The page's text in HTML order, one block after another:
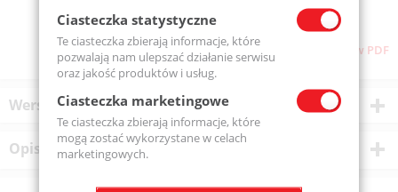
Pobierz stronę w PDF
Wersje produktu
Opis produktu
Ciasteczka statystyczne
Te ciasteczka zbierają informacje, które
pozwalają nam ulepszać działanie serwisu
oraz jakość produktów i usług.
Ciasteczka marketingowe
Te ciasteczka zbierają informacje, które
mogą zostać wykorzystane w celach
marketingowych.